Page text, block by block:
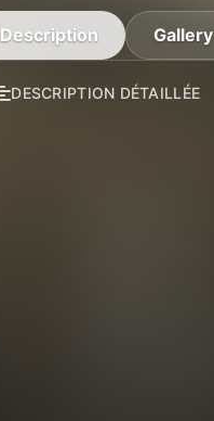
Description Gallery
DESCRIPTION DÉTAILLÉE